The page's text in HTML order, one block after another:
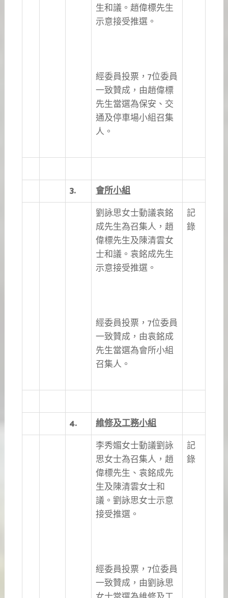
生和議。趙偉標先生
示意接受推選。
經委員投票，7位委員
一致贊成，由趙偉標
先生當選為保安、交
通及停車場小組召集
人。
3.
會所小組
劉詠思女士動議袁銘
成先生為召集人，趙
偉標先生及陳清雲女
士和議。袁銘成先生
示意接受推選。
經委員投票，7位委員
一致贊成，由袁銘成
先生當選為會所小組
召集人。
記
錄
4.
維修及工務小組
李秀媚女士動議劉詠
思女士為召集人，趙
偉標先生、袁銘成先
生及陳清雲女士和
議。劉詠思女士示意
接受推選。
經委員投票，7位委員
一致贊成，由劉詠思
記
錄